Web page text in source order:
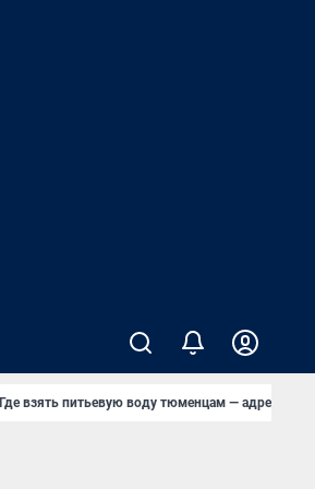
Где взять питьевую воду тюменцам — адреса